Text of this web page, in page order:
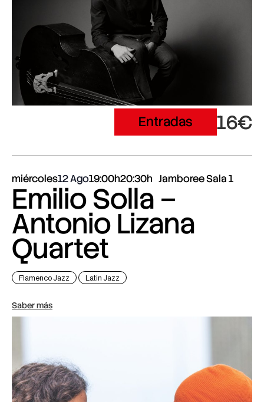
Entradas 16€
miércoles12 Ago19:00h20:30h Jamboree Sala 1
Emilio Solla –
Antonio Lizana
Quartet
Flamenco Jazz Latin Jazz
Saber más